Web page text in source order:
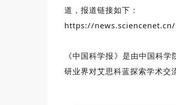
道，报道链接如下：
https://
《中国科学报》是由中国科
研业界对艾思科蓝探索学术交